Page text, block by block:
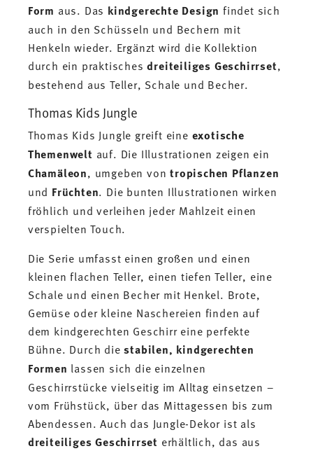
Form aus. Das kindgerechte Design findet sich
auch in den Schüsseln und Bechern mit
Henkeln wieder. Ergänzt wird die Kollektion
durch ein praktischesdreiteiliges Geschirrset,
bestehend aus Teller, Schale und Becher.
Thomas Kids Jungle
Thomas Kids Jungle greift eine exotische
Themenwelt auf. Die Illustrationen zeigen ein
Chamäleon, umgeben vontropischen Pflanzen
und Früchten. Die bunten Illustrationen wirken
fröhlich und verleihen jeder Mahlzeit einen
verspielten Touch.
Die Serie umfasst einen großen und einen
kleinen flachen Teller, einen tiefen Teller, eine
Schale und einen Becher mit Henkel. Brote,
Gemüse oder kleine Naschereien finden auf
dem kindgerechten Geschirr eine perfekte
Bühne. Durch diestabilen, kindgerechten
Formen lassen sich die einzelnen
Geschirrstücke vielseitig im Alltag einsetzen –
vom Frühstück, über das Mittagessen bis zum
Abendessen. Auch das Jungle-Dekor ist als
dreiteiliges Geschirrset erhältlich, das aus